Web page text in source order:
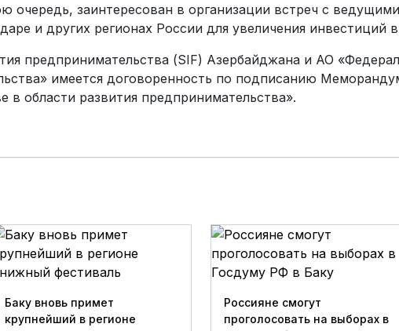
очередь, заинтересован в организации встреч с
и других регионах России для увеличения инвестиций
предпринимательства (SIF) Азербайджана и АО
имеется договоренность по подписанию
области развития предпринимательства».
Баку вновь примет
крупнейший в регионе
Россияне смогут
проголосовать на выборах в